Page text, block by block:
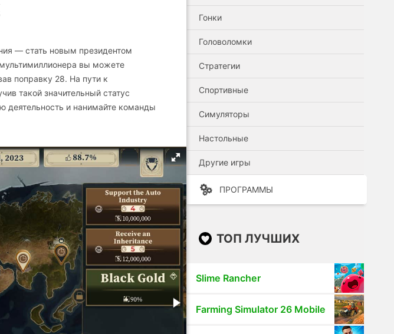
— стать новым президентом
вы можете
поправку 28. На пути к
такой значительный статус
деятельность и нанимайте команды
Гонки
Головоломки
Стратегии
Спортивные
Симуляторы
Настольные
Другие игры
ПРОГРАММЫ
ТОП ЛУЧШИХ
Slime Rancher
Farming Simulator 26 Mobile